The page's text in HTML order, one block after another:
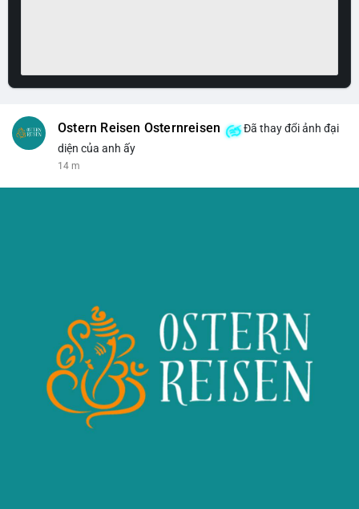
Ostern Reisen Osternreisen
Đã thay đổi ảnh đại
diện của anh ấy
14 m